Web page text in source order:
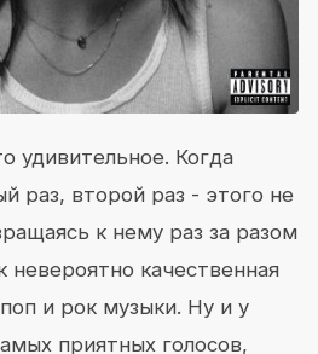
удивительное. Когда
раз, второй раз - этого не
к нему раз за разом
невероятно качественная
и рок музыки. Ну и у
приятных голосов,